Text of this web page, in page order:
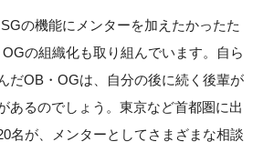
の機能にメンターを加えたかったた
の組織化も取り組んでいます。自ら
だOB・OGは、自分の後に続く後輩が
あるのでしょう。東京など首都圏に出
名が、メンターとしてさまざまな相談